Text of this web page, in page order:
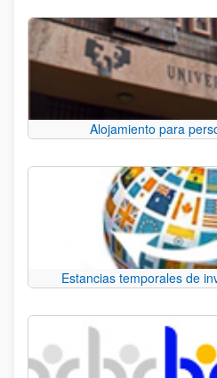
Alojamiento para
Estancias temporales de